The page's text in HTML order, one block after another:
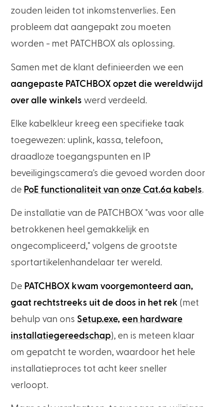
zouden leiden tot inkomstenverlies. Een
probleem dat aangepakt zou moeten
worden - met PATCHBOX als oplossing.
Samen met de klant definieerden we een
aangepaste PATCHBOX opzet die wereldwijd
over alle winkels werd verdeeld.
Elke kabelkleur kreeg een specifieke taak
toegewezen: uplink, kassa, telefoon,
draadloze toegangspunten en IP
beveiligingscamera's die gevoed worden door
de PoE functionaliteit van onze Cat.6a kabels.
De installatie van de PATCHBOX "was voor alle
betrokkenen heel gemakkelijk en
ongecompliceerd," volgens de grootste
sportartikelenhandelaar ter wereld.
De PATCHBOX kwam voorgemonteerd aan,
gaat rechtstreeks uit de doos in het rek (met
behulp van ons Setup.exe, een hardware
installatiegereedschap), en is meteen klaar
om gepatcht te worden, waardoor het hele
installatieproces tot acht keer sneller
verloopt.